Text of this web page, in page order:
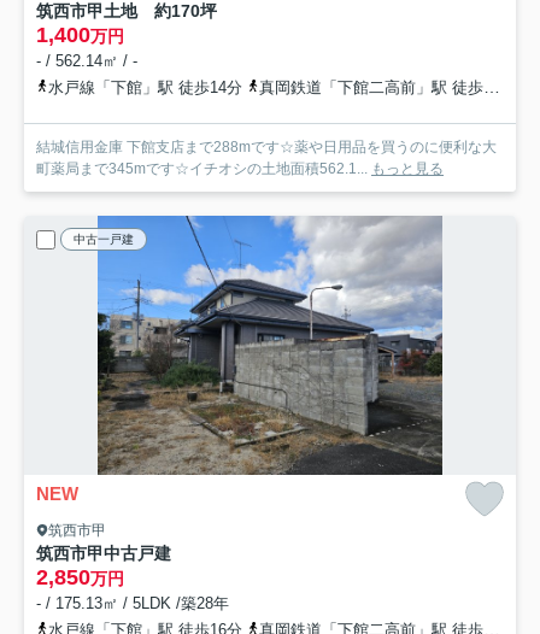
筑西市甲土地 約170坪
1,400万円
- / 562.14㎡ / -
水戸線「下館」駅 徒歩14分
真岡鉄道「下館二高前」駅 徒歩18分
結城信用金庫 下館支店まで288mです☆薬や日用品を買うのに便利な大
町薬局まで345mです☆イチオシの土地面積562.1... もっと見る
中古一戸建
NEW
筑西市甲
筑西市甲中古戸建
2,850万円
- / 175.13㎡ / 5LDK /築28年
水戸線「下館」駅 徒歩16分
真岡鉄道「下館二高前」駅 徒歩18分